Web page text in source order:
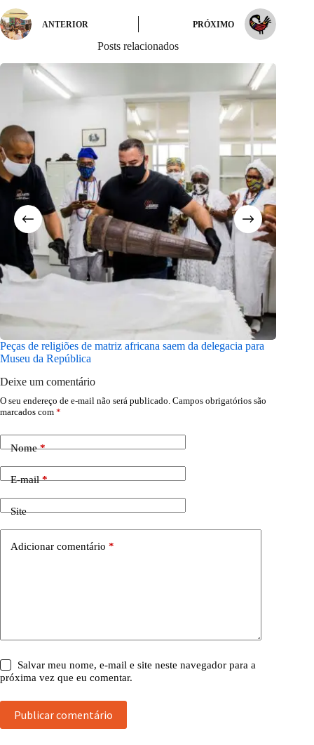
ANTERIOR PRÓXIMO
Posts relacionados
Peças de religiões de matriz africana saem da delegacia para
Museu da República
Deixe um comentário
O seu endereço de e-mail não será publicado. Campos obrigatórios são
marcados com *
Nome*
E-mail*
Site
Adicionar comentário *
Salvar meu nome, e-mail e site neste navegador para a
próxima vez que eu comentar.
Publicar comentário